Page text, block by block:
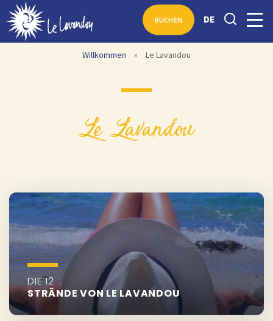
BUCHEN DE
Willkommen » Le Lavandou
Le Lavandou
DIE 12
STRÄNDE VON LE LAVANDOU